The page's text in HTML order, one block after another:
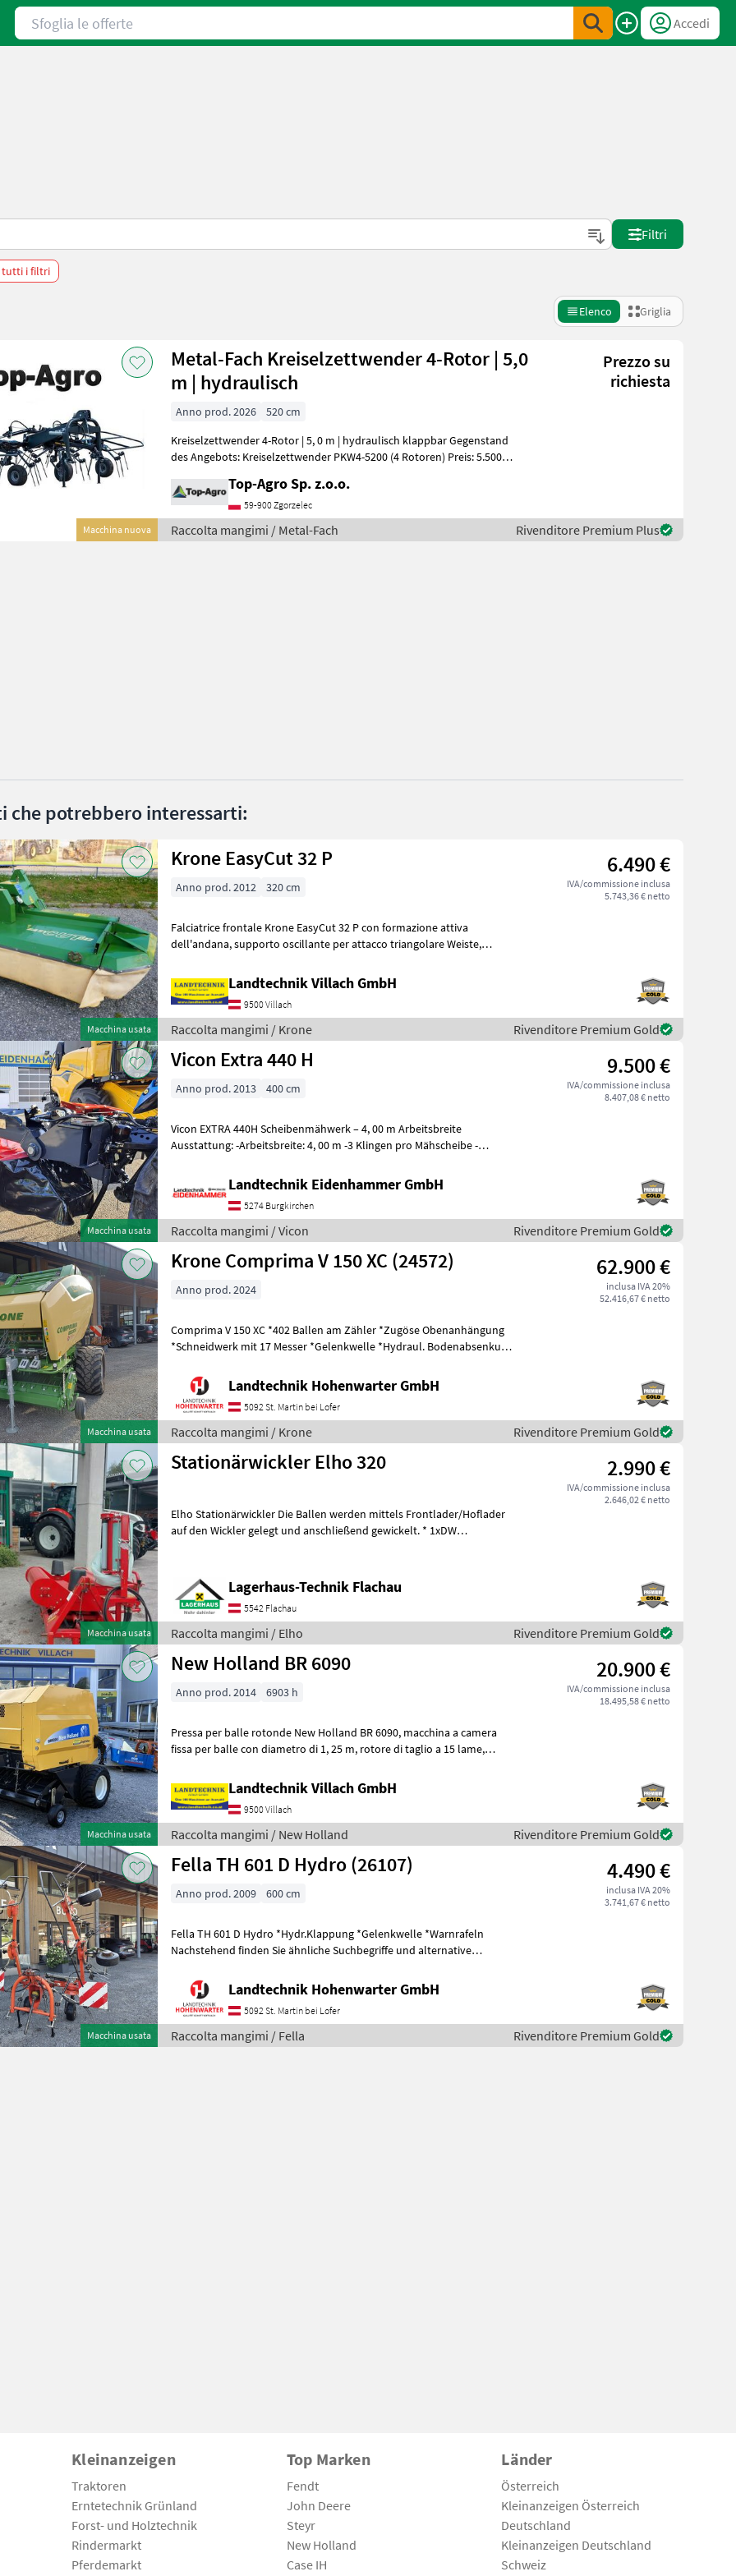
Sfoglia le offerte
Accedi
Filtri
tutti i filtri
Elenco Griglia
Macchina nuova
Metal-Fach Kreiselzettwender 4-Rotor | 5,0
m | hydraulisch
Prezzo su
richiesta
Anno prod. 2026
520 cm
Kreiselzettwender 4-Rotor | 5, 0 m | hydraulisch klappbar Gegenstand
des Angebots: Kreiselzettwender PKW4-5200 (4 Rotoren) Preis: 5.500 €
Top-Agro Sp. z.o.o.
59-900 Zgorzelec
Raccolta mangimi / Metal-Fach Rivenditore Premium Plus
che potrebbero interessarti:
Macchina usata
Krone EasyCut 32 P 6.490 €
IVA/commissione inclusa
5.743,36 € netto
Anno prod. 2012 320 cm
Falciatrice frontale Krone EasyCut 32 P con formazione attiva
dell'andana, supporto oscillante per attacco triangolare Weiste,
Landtechnik Villach GmbH
9500 Villach
Raccolta mangimi / Krone Rivenditore Premium Gold
Macchina usata
Vicon Extra 440 H 9.500 €
IVA/commissione inclusa
8.407,08 € netto
Anno prod. 2013 400 cm
Vicon EXTRA 440H Scheibenmähwerk – 4, 00 m Arbeitsbreite
Ausstattung: -Arbeitsbreite: 4, 00 m -3 Klingen pro Mähscheibe -
Landtechnik Eidenhammer GmbH
5274 Burgkirchen
Raccolta mangimi / Vicon Rivenditore Premium Gold
Macchina usata
Krone Comprima V 150 XC (24572) 62.900 €
inclusa IVA 20%
52.416,67 € netto
Anno prod. 2024
Comprima V 150 XC *402 Ballen am Zähler *Zugöse Obenanhängung
*Schneidwerk mit 17 Messer *Gelenkwelle *Hydraul. Bodenabsenkung
Landtechnik Hohenwarter GmbH
5092 St. Martin bei Lofer
Raccolta mangimi / Krone Rivenditore Premium Gold
Macchina usata
Stationärwickler Elho 320 2.990 €
IVA/commissione inclusa
2.646,02 € netto
Elho Stationärwickler Die Ballen werden mittels Frontlader/Hoflader
auf den Wickler gelegt und anschließend gewickelt. * 1xDW
Lagerhaus-Technik Flachau
5542 Flachau
Raccolta mangimi / Elho Rivenditore Premium Gold
Macchina usata
New Holland BR 6090 20.900 €
IVA/commissione inclusa
18.495,58 € netto
Anno prod. 2014 6903 h
Pressa per balle rotonde New Holland BR 6090, macchina a camera
fissa per balle con diametro di 1, 25 m, rotore di taglio a 15 lame,
Landtechnik Villach GmbH
9500 Villach
Raccolta mangimi / New Holland Rivenditore Premium Gold
Macchina usata
Fella TH 601 D Hydro (26107) 4.490 €
inclusa IVA 20%
3.741,67 € netto
Anno prod. 2009 600 cm
Fella TH 601 D Hydro *Hydr.Klappung *Gelenkwelle *Warnrafeln
Nachstehend finden Sie ähnliche Suchbegriffe und alternative
Landtechnik Hohenwarter GmbH
5092 St. Martin bei Lofer
Raccolta mangimi / Fella Rivenditore Premium Gold
Kleinanzeigen
Traktoren
Erntetechnik Grünland
Forst- und Holztechnik
Rindermarkt
Pferdemarkt
Top Marken
Fendt
John Deere
Steyr
New Holland
Case IH
Länder
Österreich
Kleinanzeigen Österreich
Deutschland
Kleinanzeigen Deutschland
Schweiz